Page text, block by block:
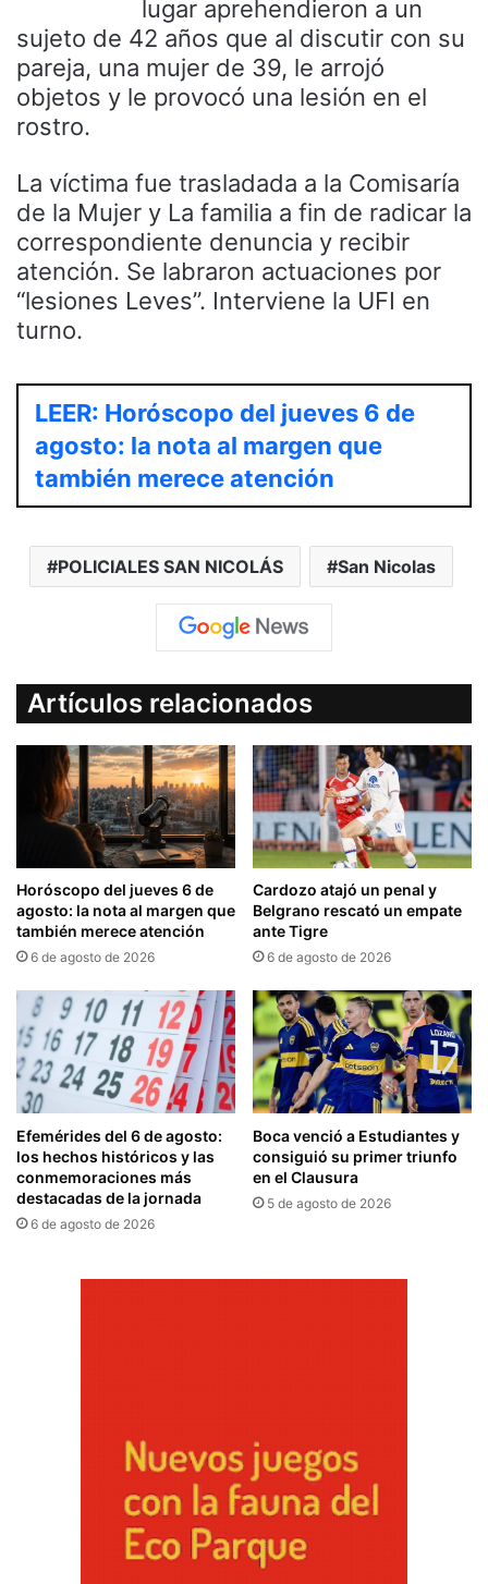
lugar aprehendieron a un
sujeto de 42 años que al discutir con su
pareja, una mujer de 39, le arrojó
objetos y le provocó una lesión en el
rostro.
La víctima fue trasladada a la Comisaría
de la Mujer y La familia a fin de radicar la
correspondiente denuncia y recibir
atención. Se labraron actuaciones por
“lesiones Leves”. Interviene la UFI en
turno.
LEER: Horóscopo del jueves 6 de
agosto: la nota al margen que
también merece atención
POLICIALES SAN NICOLÁS San Nicolas
Artículos relacionados
Horóscopo del jueves 6 de
agosto: la nota al margen que
también merece atención
6 de agosto de 2026
Cardozo atajó un penal y
Belgrano rescató un empate
ante Tigre
6 de agosto de 2026
Efemérides del 6 de agosto:
los hechos históricos y las
conmemoraciones más
destacadas de la jornada
6 de agosto de 2026
Boca venció a Estudiantes y
consiguió su primer triunfo
en el Clausura
5 de agosto de 2026